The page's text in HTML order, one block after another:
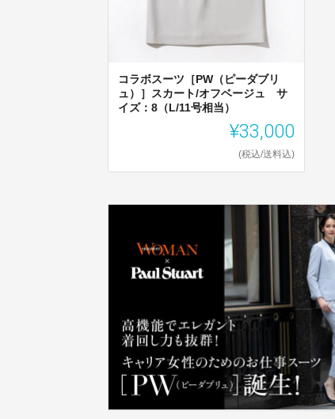
コラボスーツ［PW（ピーダブリ
ュ）］スカート/オフベージュ サ
イズ：8（L/11号相当）
¥33,000
(税込/送料込)